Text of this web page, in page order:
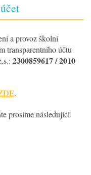
a provoz školní
transparentního účtu
2300859617 / 2010
.
prosíme následující